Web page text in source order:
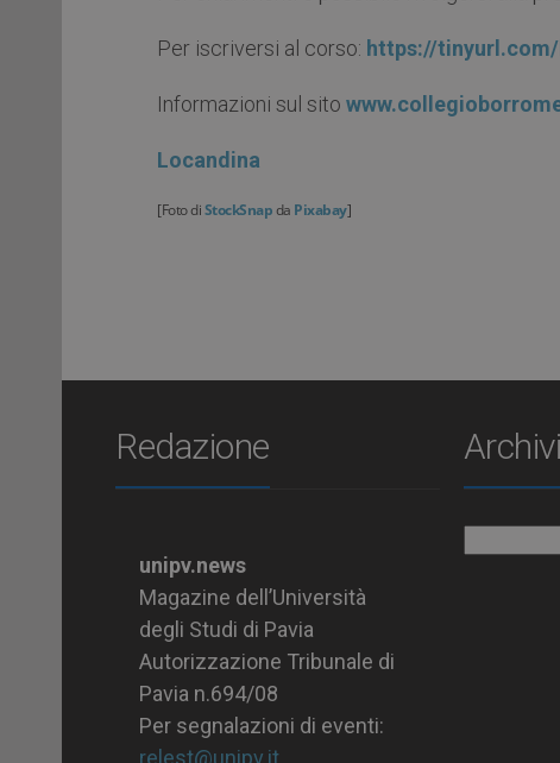
Per iscriversi al corso: https://
Informazioni sul sito
Locandina
[Foto diStockSnap da Pixabay]
Redazione
unipv.news
Magazine dell’Università
degli Studi di Pavia
Autorizzazione Tribunale di
Pavia n.694/08
Per segnalazioni di eventi:
relest@unipv.it